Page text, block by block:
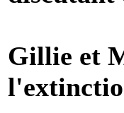
Gillie et